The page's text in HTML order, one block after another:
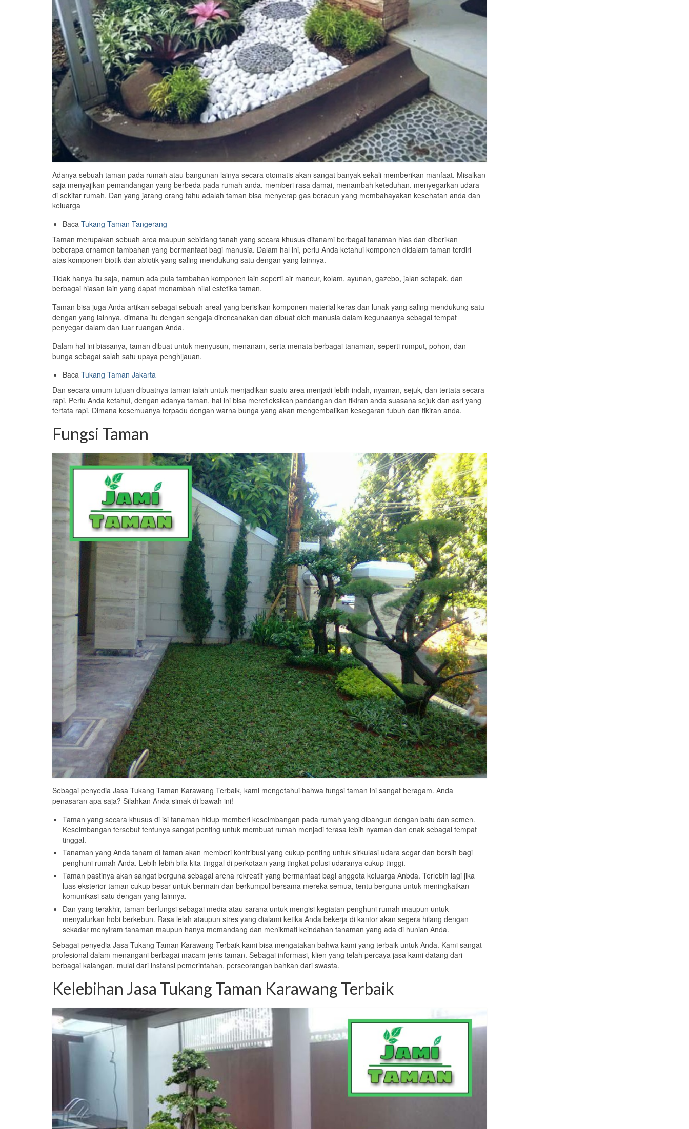
Adanya sebuah taman pada rumah atau bangunan lainya secara otomatis akan sangat banyak sekali memberikan manfaat. Misalkan
saja menyajikan pemandangan yang berbeda pada rumah anda, memberi rasa damai, menambah keteduhan, menyegarkan udara
di sekitar rumah. Dan yang jarang orang tahu adalah taman bisa menyerap gas beracun yang membahayakan kesehatan anda dan
keluarga
Baca Tukang Taman Tangerang
Taman merupakan sebuah area maupun sebidang tanah yang secara khusus ditanami berbagai tanaman hias dan diberikan
beberapa ornamen tambahan yang bermanfaat bagi manusia. Dalam hal ini, perlu Anda ketahui komponen didalam taman terdiri
atas komponen biotik dan abiotik yang saling mendukung satu dengan yang lainnya.
Tidak hanya itu saja, namun ada pula tambahan komponen lain seperti air mancur, kolam, ayunan, gazebo, jalan setapak, dan
berbagai hiasan lain yang dapat menambah nilai estetika taman.
Taman bisa juga Anda artikan sebagai sebuah areal yang berisikan komponen material keras dan lunak yang saling mendukung satu
dengan yang lainnya, dimana itu dengan sengaja direncanakan dan dibuat oleh manusia dalam kegunaanya sebagai tempat
penyegar dalam dan luar ruangan Anda.
Dalam hal ini biasanya, taman dibuat untuk menyusun, menanam, serta menata berbagai tanaman, seperti rumput, pohon, dan
bunga sebagai salah satu upaya penghijauan.
Baca Tukang Taman Jakarta
Dan secara umum tujuan dibuatnya taman ialah untuk menjadikan suatu area menjadi lebih indah, nyaman, sejuk, dan tertata secara
rapi. Perlu Anda ketahui, dengan adanya taman, hal ini bisa merefleksikan pandangan dan fikiran anda suasana sejuk dan asri yang
tertata rapi. Dimana kesemuanya terpadu dengan warna bunga yang akan mengembalikan kesegaran tubuh dan fikiran anda.
Fungsi Taman
Sebagai penyedia Jasa Tukang Taman Karawang Terbaik, kami mengetahui bahwa fungsi taman ini sangat beragam. Anda
penasaran apa saja? Silahkan Anda simak di bawah ini!
Taman yang secara khusus di isi tanaman hidup memberi keseimbangan pada rumah yang dibangun dengan batu dan semen.
Keseimbangan tersebut tentunya sangat penting untuk membuat rumah menjadi terasa lebih nyaman dan enak sebagai tempat
tinggal.
Tanaman yang Anda tanam di taman akan memberi kontribusi yang cukup penting untuk sirkulasi udara segar dan bersih bagi
penghuni rumah Anda. Lebih lebih bila kita tinggal di perkotaan yang tingkat polusi udaranya cukup tinggi.
Taman pastinya akan sangat berguna sebagai arena rekreatif yang bermanfaat bagi anggota keluarga Anbda. Terlebih lagi jika
luas eksterior taman cukup besar untuk bermain dan berkumpul bersama mereka semua, tentu berguna untuk meningkatkan
komunikasi satu dengan yang lainnya.
Dan yang terakhir, taman berfungsi sebagai media atau sarana untuk mengisi kegiatan penghuni rumah maupun untuk
menyalurkan hobi berkebun. Rasa lelah ataupun stres yang dialami ketika Anda bekerja di kantor akan segera hilang dengan
sekadar menyiram tanaman maupun hanya memandang dan menikmati keindahan tanaman yang ada di hunian Anda.
Sebagai penyedia Jasa Tukang Taman Karawang Terbaik kami bisa mengatakan bahwa kami yang terbaik untuk Anda. Kami sangat
profesional dalam menangani berbagai macam jenis taman. Sebagai informasi, klien yang telah percaya jasa kami datang dari
berbagai kalangan, mulai dari instansi pemerintahan, perseorangan bahkan dari swasta.
Kelebihan Jasa Tukang Taman Karawang Terbaik